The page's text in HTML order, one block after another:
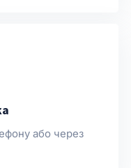
або через